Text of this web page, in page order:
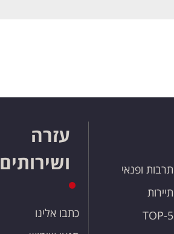
תרבות ופנאי
תיירות
TOP-5
עזרה
ושירותים
כתבו אלינו